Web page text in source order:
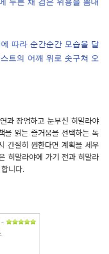
두른 채 검은 위용을 뽐내
따라 순간순간 모습을 달
트의 어깨 위로 솟구쳐 오
과 장엄하고 눈부신 히말라야
을 읽는 즐거움을 선택하는 독
간절히 원한다면 계획을 세우
히말라야에 가기 전과 히말라
니다.
-